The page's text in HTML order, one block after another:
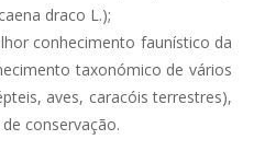
draco L.);
conhecimento faunístico da
taxonómico de vários
aves, caracóis terrestres),
conservação.